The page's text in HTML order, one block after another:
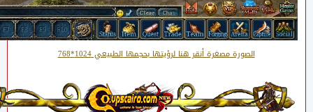
الصورة مصغرة أنقر هنا لرؤيتها بحجمها الطبيعي 1024*768